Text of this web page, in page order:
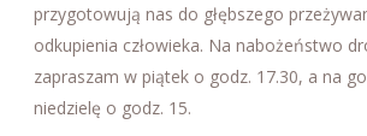
przygotowują nas do głębszego
odkupienia człowieka. Na nabożeństwo
zapraszam w piątek o godz. 17.30, a na
niedzielę o godz. 15.